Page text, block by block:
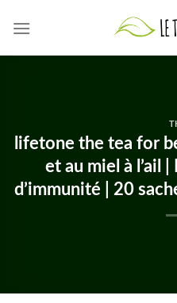
lifetone the tea for
et au miel à l’ail
d’immunité | 20